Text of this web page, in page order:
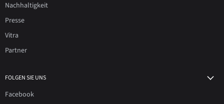
Nachhaltigkeit
Presse
Vitra
Partner
FOLGEN SIE UNS
Facebook